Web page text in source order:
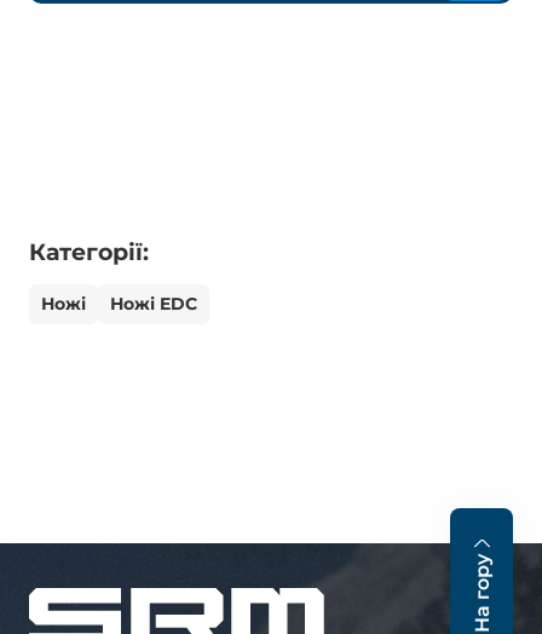
Категорії:
Ножі Ножі EDC
На гору